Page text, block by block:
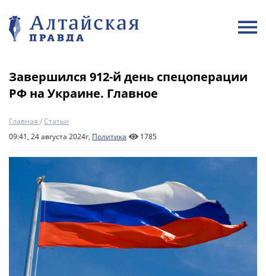
Завершился 912-й день спецоперации
РФ на Украине. Главное
Главная /Статьи
09:41, 24 августа 2024г, Политика 1785